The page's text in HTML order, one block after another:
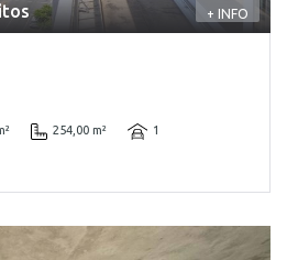
+ INFO
254,00 m² 1